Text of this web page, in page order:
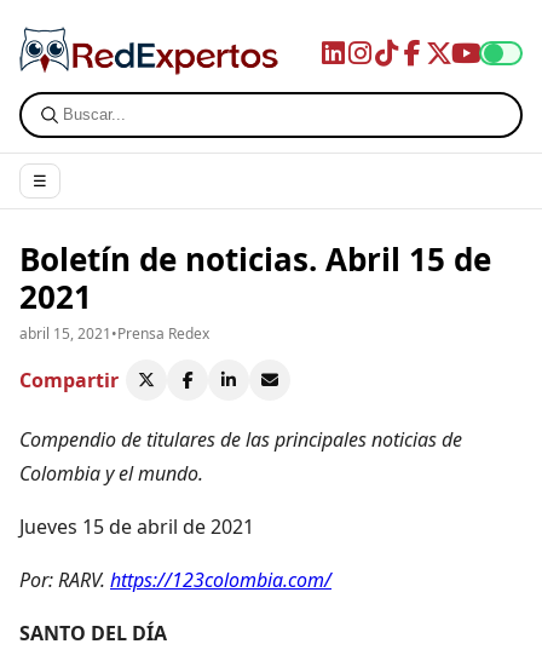
☰
Boletín de noticias. Abril 15 de
2021
abril 15, 2021•Prensa Redex
Compartir
Compendio de titulares de las principales noticias de
Colombia y el mundo.
Jueves 15 de abril de 2021
Por: RARV. https://123colombia.com/
SANTO DEL DÍA